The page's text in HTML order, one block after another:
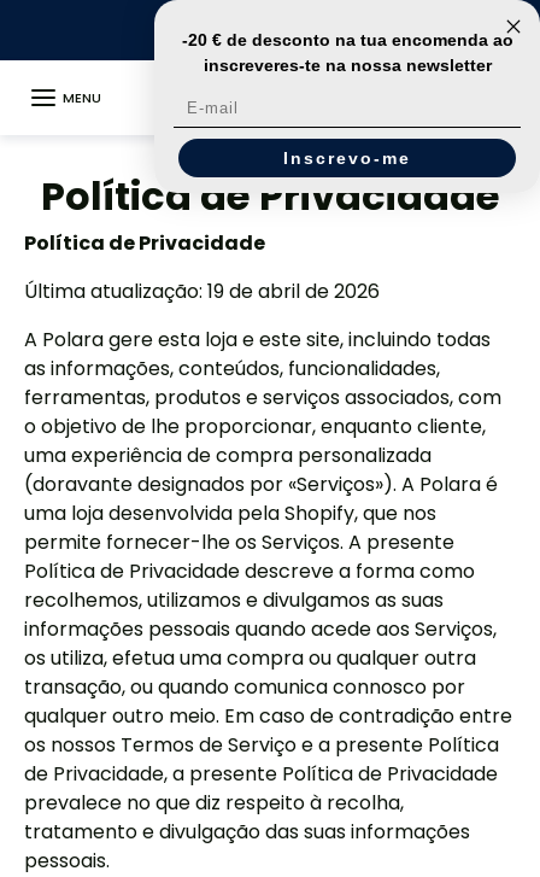
Ir para o conteúdo
Entrega em 24 horas
MENU
Política de Privacidade
Política de Privacidade
Última atualização: 19 de abril de 2026
A Polara gere esta loja e este site, incluindo todas
as informações, conteúdos, funcionalidades,
ferramentas, produtos e serviços associados, com
o objetivo de lhe proporcionar, enquanto cliente,
uma experiência de compra personalizada
(doravante designados por «Serviços»). A Polara é
uma loja desenvolvida pela Shopify, que nos
permite fornecer-lhe os Serviços. A presente
Política de Privacidade descreve a forma como
recolhemos, utilizamos e divulgamos as suas
informações pessoais quando acede aos Serviços,
os utiliza, efetua uma compra ou qualquer outra
transação, ou quando comunica connosco por
qualquer outro meio. Em caso de contradição entre
os nossos Termos de Serviço e a presente Política
de Privacidade, a presente Política de Privacidade
prevalece no que diz respeito à recolha,
tratamento e divulgação das suas informações
pessoais.
-20 € de desconto na tua encomenda ao
inscreveres-te na nossa newsletter
E-mail
Inscrevo-me